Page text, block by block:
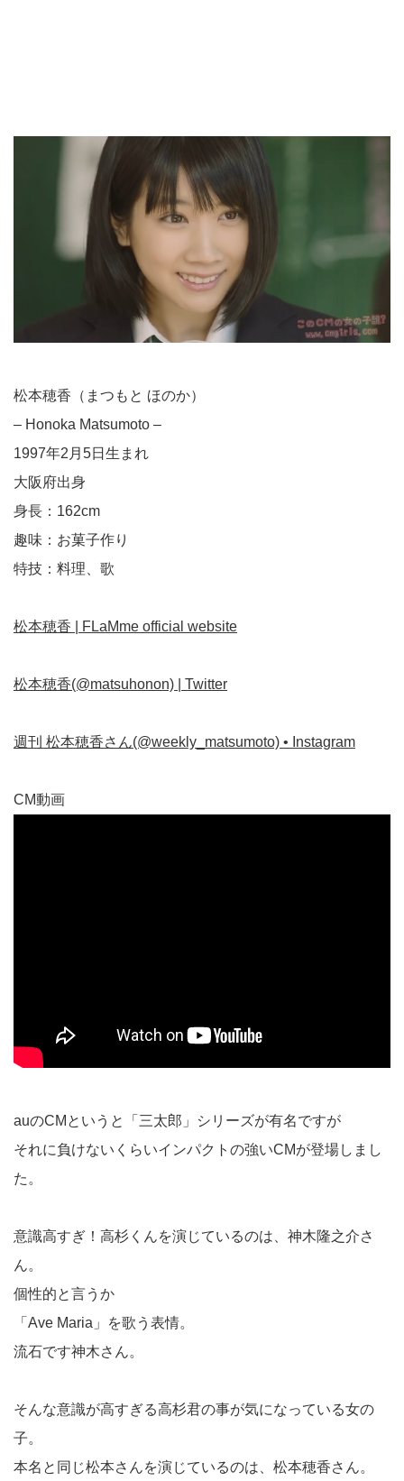
松本穂香（まつもと ほのか）
– Honoka Matsumoto –
1997年2月5日生まれ
大阪府出身
身長：162cm
趣味：お菓子作り
特技：料理、歌
松本穂香 | FLaMme official website
松本穂香(@matsuhonon) | Twitter
週刊 松本穂香さん(@weekly_matsumoto) • Instagram
CM動画
auのCMというと「三太郎」シリーズが有名ですが
それに負けないくらいインパクトの強いCMが登場しまし
た。
意識高すぎ！高杉くんを演じているのは、神木隆之介さ
ん。
個性的と言うか
「Ave Maria」を歌う表情。
流石です神木さん。
そんな意識が高すぎる高杉君の事が気になっている女の
子。
本名と同じ松本さんを演じているのは、松本穂香さん。